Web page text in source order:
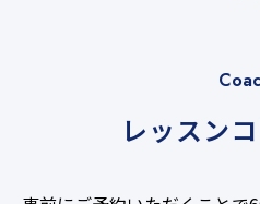
レッスン